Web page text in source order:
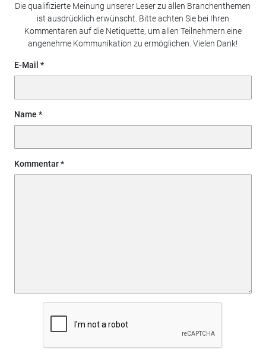
Die qualifizierte Meinung unserer Leser zu allen Branchenthemen
ist ausdrücklich erwünscht. Bitte achten Sie bei Ihren
Kommentaren auf die Netiquette, um allen Teilnehmern eine
angenehme Kommunikation zu ermöglichen. Vielen Dank!
E-Mail
Name
Kommentar